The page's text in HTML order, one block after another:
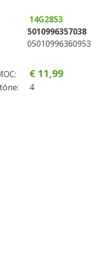
14G2853
5010996357038
05010996360953
€ 11,99
4